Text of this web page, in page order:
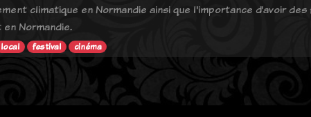
climatique en Normandie ainsi que l'importance d’avoir
Normandie.
local festival cinéma